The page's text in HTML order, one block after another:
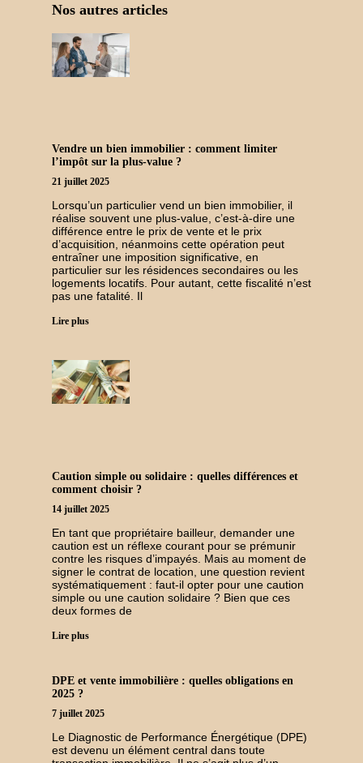
Nos autres articles
Vendre un bien immobilier : comment limiter
l’impôt sur la plus-value ?
21 juillet 2025
Lorsqu’un particulier vend un bien immobilier, il
réalise souvent une plus-value, c’est-à-dire une
différence entre le prix de vente et le prix
d’acquisition, néanmoins cette opération peut
entraîner une imposition significative, en
particulier sur les résidences secondaires ou les
logements locatifs. Pour autant, cette fiscalité n’est
pas une fatalité. Il
Lire plus
Caution simple ou solidaire : quelles différences et
comment choisir ?
14 juillet 2025
En tant que propriétaire bailleur, demander une
caution est un réflexe courant pour se prémunir
contre les risques d’impayés. Mais au moment de
signer le contrat de location, une question revient
systématiquement : faut-il opter pour une caution
simple ou une caution solidaire ? Bien que ces
deux formes de
Lire plus
DPE et vente immobilière : quelles obligations en
2025 ?
7 juillet 2025
Le Diagnostic de Performance Énergétique (DPE)
est devenu un élément central dans toute